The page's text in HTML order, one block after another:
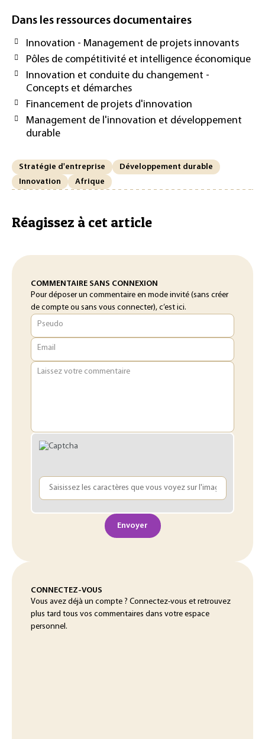
Dans les ressources documentaires
Innovation - Management de projets innovants
Pôles de compétitivité et intelligence économique
Innovation et conduite du changement -
Concepts et démarches
Financement de projets d'innovation
Management de l'innovation et développement
durable
Stratégie d'entreprise
Développement durable
Innovation
Afrique
Réagissez à cet article
COMMENTAIRE SANS CONNEXION
Pour déposer un commentaire en mode invité (sans créer
de compte ou sans vous connecter), c’est ici.
Pseudo
Email
Laissez votre commentaire
Envoyer
CONNECTEZ-VOUS
Vous avez déjà un compte ? Connectez-vous et retrouvez
plus tard tous vos commentaires dans votre espace
personnel.